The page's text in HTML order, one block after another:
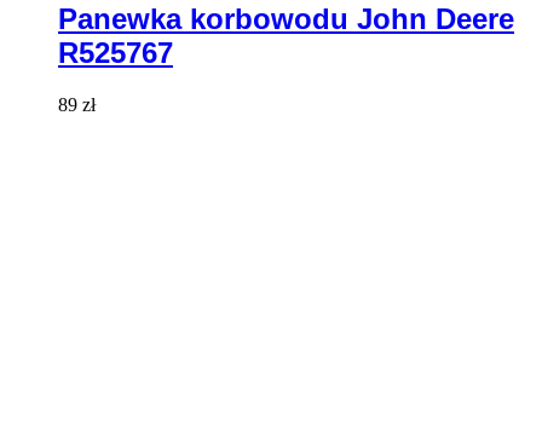
Panewka korbowodu John Deere
R525767
89 zł